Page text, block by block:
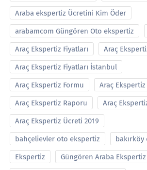
Araba ekspertiz Ücretini Kim Öder
arabamcom Güngören Oto ekspertiz
Araç Ekspertiz Fiyatları Araç
Araç Ekspertiz Fiyatları İstanbul
Araç Ekspertiz Formu Araç
Araç Ekspertiz Raporu Araç
Araç Ekspertiz Ücreti 2019
bahçelievler oto ekspertiz
Ekspertiz Güngören Araba Ekspertiz